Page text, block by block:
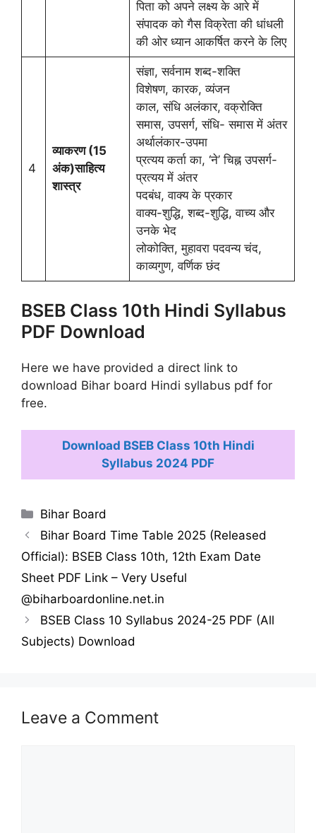
पिता को अपने लक्ष्य के आरे में
संपादक को गैस विक्रेता की धांधली
की ओर ध्यान आकर्षित करने के लिए
4
व्याकरण (15
अंक)साहित्य
शास्त्र
संज्ञा, सर्वनाम शब्द-शक्ति
विशेषण, कारक, व्यंजन
काल, संधि अलंकार, वक्रोक्ति
समास, उपसर्ग, संधि- समास में अंतर
अर्थालंकार-उपमा
प्रत्यय कर्ता का, ‘ने’ चिह्न उपसर्ग-
प्रत्यय में अंतर
पदबंध, वाक्य के प्रकार
वाक्य-शुद्धि, शब्द-शुद्धि, वाच्य और
उनके भेद
लोकोक्ति, मुहावरा पदवन्य चंद,
काव्यगुण, वर्णिक छंद
BSEB Class 10th Hindi Syllabus
PDF Download
Here we have provided a direct link to
download Bihar board Hindi syllabus pdf for
free.
Download BSEB Class 10th Hindi
Syllabus 2024 PDF
Categories
Bihar Board
Bihar Board Time Table 2025 (Released
Official): BSEB Class 10th, 12th Exam Date
Sheet PDF Link – Very Useful
@biharboardonline.net.in
BSEB Class 10 Syllabus 2024-25 PDF (All
Subjects) Download
Leave a Comment